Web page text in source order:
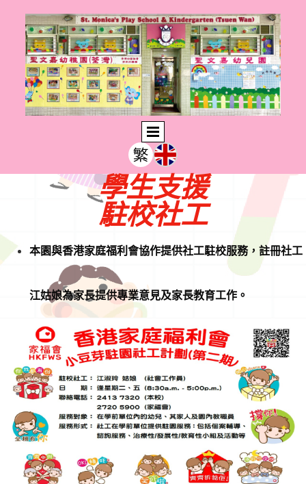
學生支援
駐校社工
本園與香港家庭福利會協作提供社工駐校服務，註冊社工
江姑娘為家長提供專業意見及家長教育工作。